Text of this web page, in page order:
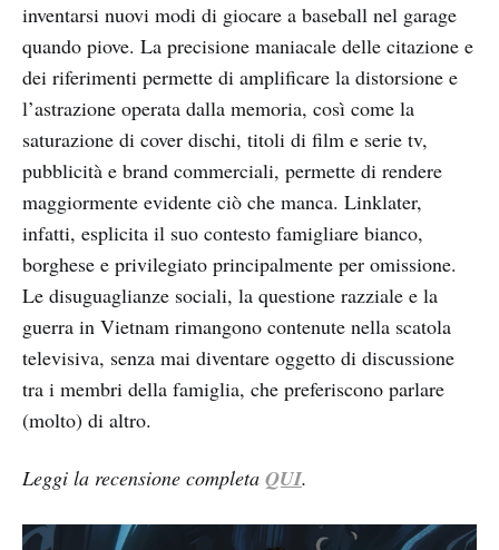
inventarsi nuovi modi di giocare a baseball nel garage
quando piove. La precisione maniacale delle citazione e
dei riferimenti permette di amplificare la distorsione e
l’astrazione operata dalla memoria, così come la
saturazione di cover dischi, titoli di film e serie tv,
pubblicità e brand commerciali, permette di rendere
maggiormente evidente ciò che manca. Linklater,
infatti, esplicita il suo contesto famigliare bianco,
borghese e privilegiato principalmente per omissione.
Le disuguaglianze sociali, la questione razziale e la
guerra in Vietnam rimangono contenute nella scatola
televisiva, senza mai diventare oggetto di discussione
tra i membri della famiglia, che preferiscono parlare
(molto) di altro.
Leggi la recensione completa QUI.